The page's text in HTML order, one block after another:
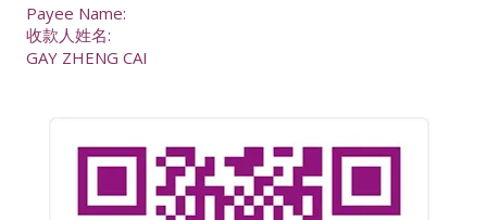
Payee Name:
收款人姓名:
GAY ZHENG CAI